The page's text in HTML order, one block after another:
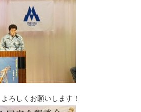
しくお願いします！